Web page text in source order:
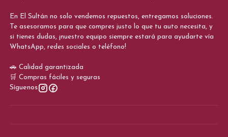
En El Sultán no solo vendemos repuestos, entregamos soluciones.
Te asesoramos para que compres justo lo que tu auto necesita, y
si tienes dudas, ¡nuestro equipo siempre estará para ayudarte vía
WhatsApp, redes sociales o teléfono!
🚗 Calidad garantizada
🛒 Compras fáciles y seguras
Síguenos